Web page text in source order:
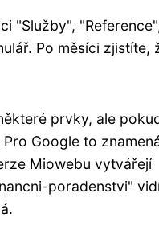
"Služby",
Po měsíci zjistíte,
prvky, ale
Google to
Miowebu vytvářejí
poradenstvi"